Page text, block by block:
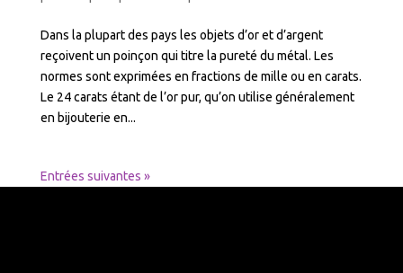
Dans la plupart des pays les objets d’or et d’argent
reçoivent un poinçon qui titre la pureté du métal. Les
normes sont exprimées en fractions de mille ou en carats.
Le 24 carats étant de l’or pur, qu’on utilise généralement
en bijouterie en...
Entrées suivantes »